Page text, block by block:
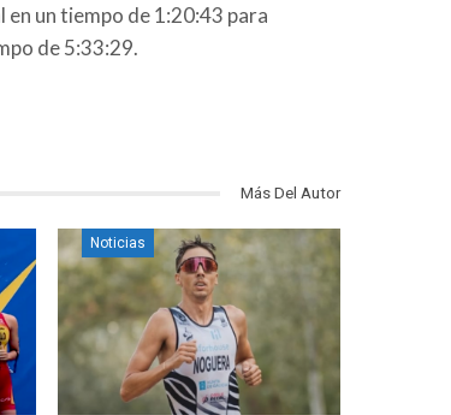
en un tiempo de 1:20:43 para
de 5:33:29.
Más Del Autor
Noticias